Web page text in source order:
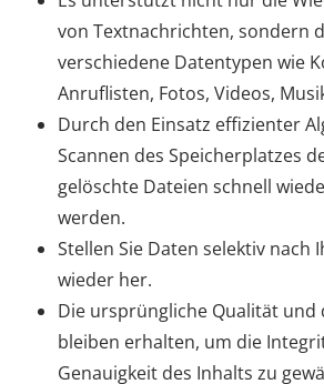
von Textnachrichten, sondern
verschiedene Datentypen wie
Anruflisten, Fotos, Videos,
Durch den Einsatz effizienter
Scannen des Speicherplatzes
gelöschte Dateien schnell
werden.
Stellen Sie Daten selektiv nach
wieder her.
Die ursprüngliche Qualität und
bleiben erhalten, um die
Genauigkeit des Inhalts zu